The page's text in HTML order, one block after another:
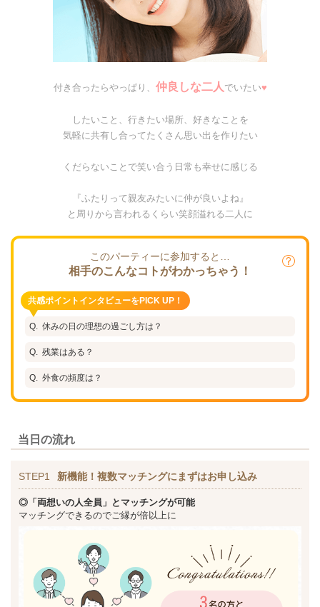
付き合ったらやっぱり、 仲良しな二人 でいたい♥
したいこと、行きたい場所、好きなことを
気軽に共有し合ってたくさん思い出を作りたい
くだらないことで笑い合う日常も幸せに感じる
『ふたりって親友みたいに仲が良いよね』
と周りから言われるくらい笑顔溢れる二人に
このパーティーに参加すると…
相手のこんなコトがわかっちゃう！
共感ポイントインタビューをPICK UP！
休みの日の理想の過ごし方は？
残業はある？
外食の頻度は？
当日の流れ
STEP1 新機能！複数マッチングにまずはお申し込み
◎「両想いの人全員」とマッチングが可能
マッチングできるのでご縁が倍以上に